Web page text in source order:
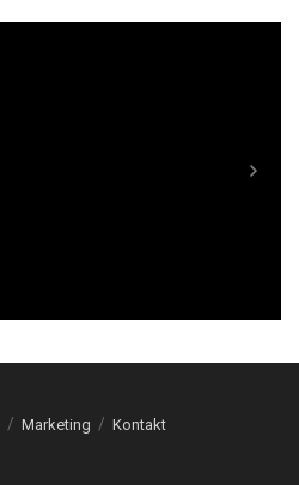
Marketing Kontakt